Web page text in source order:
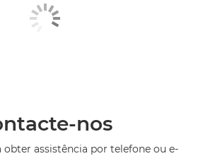
nos
obter assistência por telefone ou e-